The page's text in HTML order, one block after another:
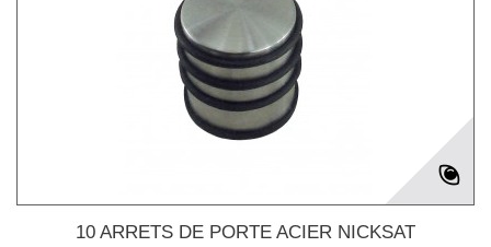
10 ARRETS DE PORTE ACIER NICKSAT